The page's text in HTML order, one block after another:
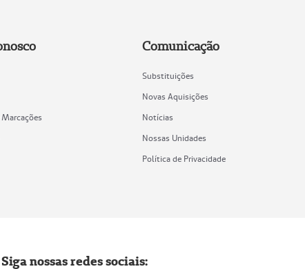
Comunicação
Substituições
Novas Aquisições
Notícias
Nossas Unidades
Política de Privacidade
Siga nossas redes sociais: